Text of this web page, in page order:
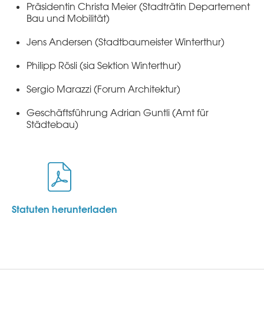
Präsidentin Christa Meier (Stadträtin Departement
Bau und Mobilität)
Jens Andersen (Stadtbaumeister Winterthur)
Philipp Rösli (sia Sektion Winterthur)
Sergio Marazzi (Forum Architektur)
Geschäftsführung Adrian Guntli (Amt für
Städtebau)
Statuten herunterladen